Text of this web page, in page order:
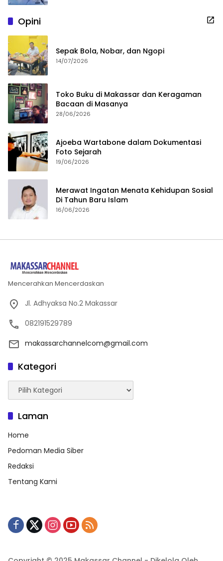
Opini
Sepak Bola, Nobar, dan Ngopi
14/07/2026
Toko Buku di Makassar dan Keragaman
Bacaan di Masanya
28/06/2026
Ajoeba Wartabone dalam Dokumentasi
Foto Sejarah
19/06/2026
Merawat Ingatan Menata Kehidupan Sosial
Di Tahun Baru Islam
16/06/2026
Mencerahkan Mencerdaskan
Jl. Adhyaksa No.2 Makassar
082191529789
makassarchannelcom@gmail.com
Kategori
Kategori
Laman
Home
Pedoman Media Siber
Redaksi
Tentang Kami